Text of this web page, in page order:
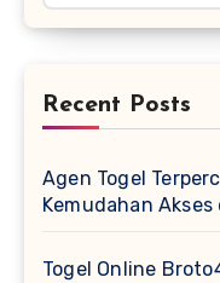
Recent Posts
Agen Togel
Kemudahan
Togel Online